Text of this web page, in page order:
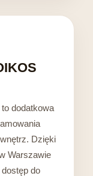
dodatkowa
Dzięki
Warszawie
do